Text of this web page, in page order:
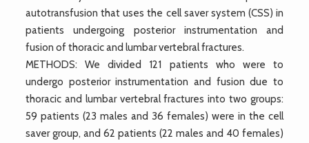
autotransfusion that uses the cell saver system (CSS) in
patients undergoing posterior instrumentation and
fusion of thoracic and lumbar vertebral fractures.
METHODS: We divided 121 patients who were to
undergo posterior instrumentation and fusion due to
thoracic and lumbar vertebral fractures into two groups:
59 patients (23 males and 36 females) were in the cell
saver group, and 62 patients (22 males and 40 females)